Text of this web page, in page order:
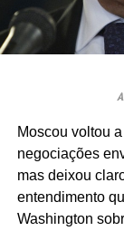
Moscou voltou
negociações
mas deixou
entendimento
Washington